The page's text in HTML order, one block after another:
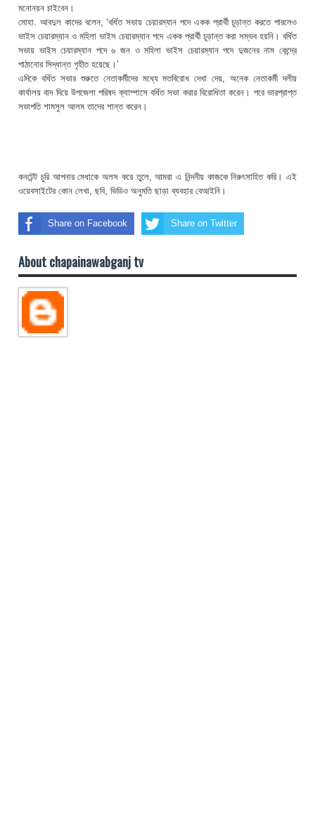
মনোনয়ন চাইবেন।
মোহা. আবদুল কাদের বলেন, ‘বর্ধিত সভায় চেয়ারম্যান পদে একক প্রার্থী চূড়ান্ত করতে পারলেও
ভাইস চেয়ারম্যান ও মহিলা ভাইস চেয়ারম্যান পদে একক প্রার্থী চূড়ান্ত করা সম্ভব হয়নি। বর্ধিত
সভায় ভাইস চেয়ারম্যান পদে ৬ জন ও মহিলা ভাইস চেয়ারম্যান পদে দুজনের নাম কেন্দ্রে
পাঠানোর সিদ্ধান্ত গৃহীত হয়েছে।’
এদিকে বর্ধিত সভার শুরুতে নেতাকর্মীদের মধ্যে মতবিরোধ দেখা দেয়, অনেক নেতাকর্মী দলীয়
কার্যালয় বাদ দিয়ে উপজেলা পরিষদ ক্যাম্পাসে বর্ধিত সভা করার বিরোধিতা করেন। পরে ভারপ্রাপ্ত
সভাপতি শামসুল আলম তাদের শান্ত করেন।
কনটেন্ট চুরি আপনার মেধাকে অলস করে তুলে, আমরা এ নিন্দনীয় কাজকে নিরুৎসাহিত করি। এই
ওয়েবসাইটের কোন লেখা, ছবি, ভিডিও অনুমতি ছাড়া ব্যবহার বেআইনি।
Share on Facebook Share on Twitter
About chapainawabganj tv